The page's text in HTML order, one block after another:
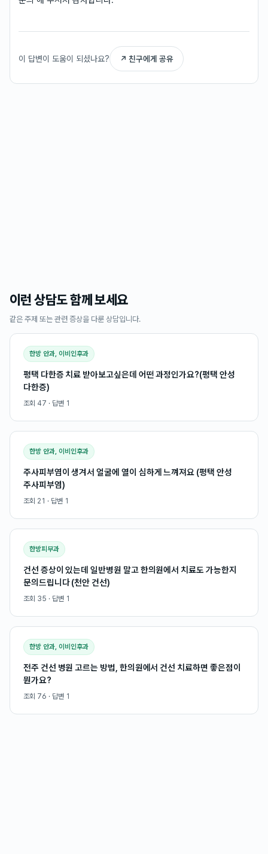
이 답변이 도움이 되셨나요? ↗ 친구에게 공유
이런 상담도 함께 보세요
같은 주제 또는 관련 증상을 다룬 상담입니다.
한방 안과, 이비인후과
평택 다한증 치료 받아보고싶은데 어떤 과정인가요?(평택 안성
다한증)
조회 47 · 답변 1
한방 안과, 이비인후과
주사피부염이 생겨서 얼굴에 열이 심하게 느껴져요 (평택 안성
주사피부염)
조회 21 · 답변 1
한방피부과
건선 증상이 있는데 일반병원 말고 한의원에서 치료도 가능한지
문의드립니다 (천안 건선)
조회 35 · 답변 1
한방 안과, 이비인후과
전주 건선 병원 고르는 방법, 한의원에서 건선 치료하면 좋은점이
뭔가요?
조회 76 · 답변 1